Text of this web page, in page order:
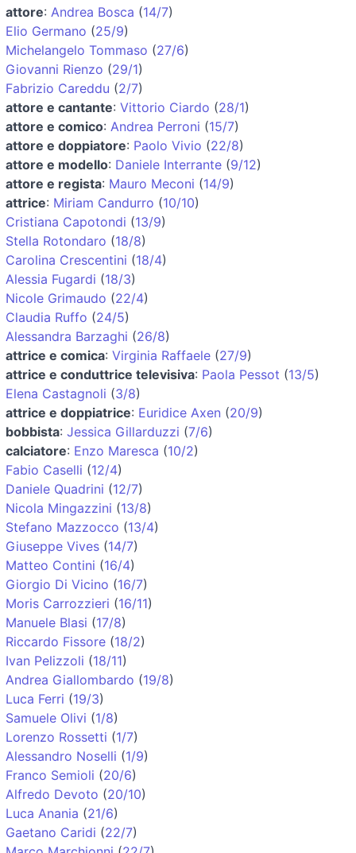
attore: Andrea Bosca (14/7)
Elio Germano (25/9)
Michelangelo Tommaso (27/6)
Giovanni Rienzo (29/1)
Fabrizio Careddu (2/7)
attore e cantante: Vittorio Ciardo (28/1)
attore e comico: Andrea Perroni (15/7)
attore e doppiatore: Paolo Vivio (22/8)
attore e modello: Daniele Interrante (9/12)
attore e regista: Mauro Meconi (14/9)
attrice: Miriam Candurro (10/10)
Cristiana Capotondi (13/9)
Stella Rotondaro (18/8)
Carolina Crescentini (18/4)
Alessia Fugardi (18/3)
Nicole Grimaudo (22/4)
Claudia Ruffo (24/5)
Alessandra Barzaghi (26/8)
attrice e comica: Virginia Raffaele (27/9)
attrice e conduttrice televisiva: Paola Pessot (13/5)
Elena Castagnoli (3/8)
attrice e doppiatrice: Euridice Axen (20/9)
bobbista: Jessica Gillarduzzi (7/6)
calciatore: Enzo Maresca (10/2)
Fabio Caselli (12/4)
Daniele Quadrini (12/7)
Nicola Mingazzini (13/8)
Stefano Mazzocco (13/4)
Giuseppe Vives (14/7)
Matteo Contini (16/4)
Giorgio Di Vicino (16/7)
Moris Carrozzieri (16/11)
Manuele Blasi (17/8)
Riccardo Fissore (18/2)
Ivan Pelizzoli (18/11)
Andrea Giallombardo (19/8)
Luca Ferri (19/3)
Samuele Olivi (1/8)
Lorenzo Rossetti (1/7)
Alessandro Noselli (1/9)
Franco Semioli (20/6)
Alfredo Devoto (20/10)
Luca Anania (21/6)
Gaetano Caridi (22/7)